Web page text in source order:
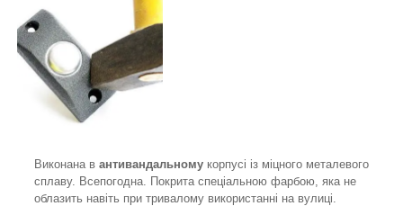
Виконана в антивандальному корпусі із міцного металевого
сплаву. Всепогодна. Покрита спеціальною фарбою, яка не
облазить навіть при тривалому використанні на вулиці.